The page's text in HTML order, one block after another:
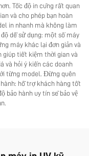
Tốc độ in cũng rất quan
và cho phép bạn hoàn
in nhanh mà không làm
dễ sử dụng: một số máy
máy khác lại đơn giản và
giúp tiết kiệm thời gian và
và hỏi ý kiến các doanh
từng model. Đừng quên
hỗ trợ khách hàng tốt
bảo hành uy tín sẽ bảo vệ